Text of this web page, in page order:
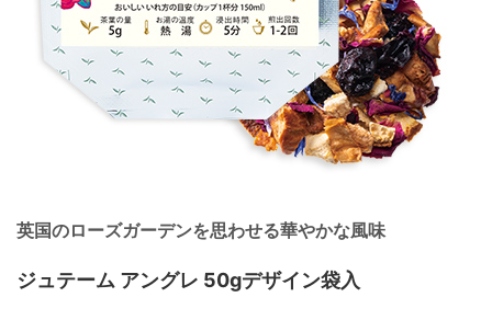
英国のローズガーデンを思わせる華やかな風味
ジュテーム アングレ 50gデザイン袋入